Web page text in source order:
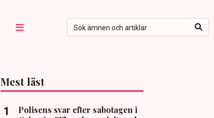
Mest läst
Polisens svar efter sabotagen i